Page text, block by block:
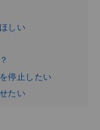
しい
停止したい
たい